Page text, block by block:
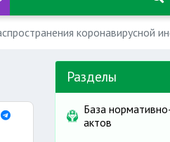
коронавирусной
Разделы
База
актов